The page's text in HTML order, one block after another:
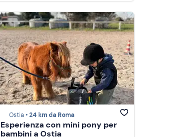
Ostia •24 km da Roma
Esperienza con mini pony per
bambini a Ostia